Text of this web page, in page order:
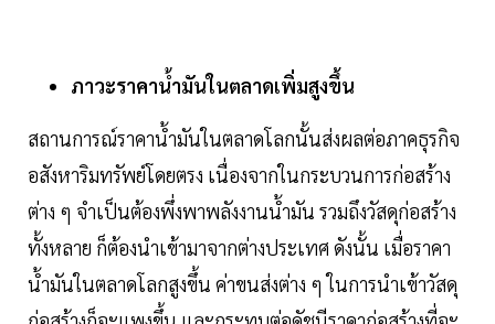
ภาวะราคาน้ำมันในตลาดเพิ่มสูงขึ้น
สถานการณ์ราคาน้ำมันในตลาดโลกนั้นส่งผลต่อภาคธุรกิจ
อสังหาริมทรัพย์โดยตรง เนื่องจากในกระบวนการก่อสร้าง
ต่าง ๆ จำเป็นต้องพึ่งพาพลังงานน้ำมัน รวมถึงวัสดุก่อสร้าง
ทั้งหลาย ก็ต้องนำเข้ามาจากต่างประเทศ ดังนั้น เมื่อราคา
น้ำมันในตลาดโลกสูงขึ้น ค่าขนส่งต่าง ๆ ในการนำเข้าวัสดุ